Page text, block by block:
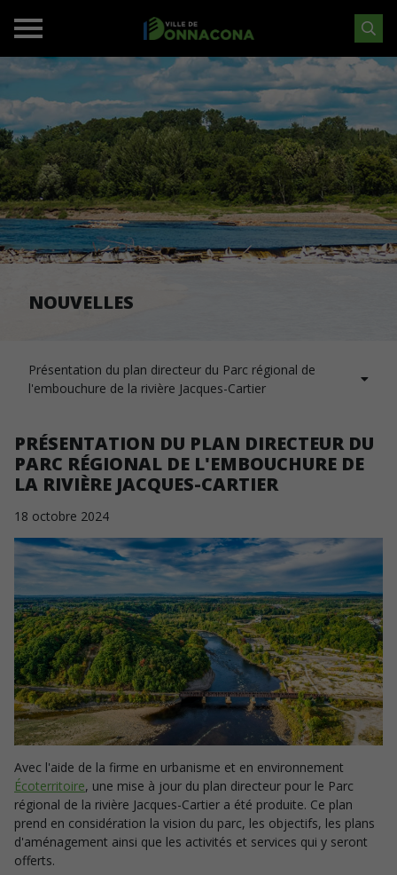
NOUVELLES
Présentation du plan directeur du Parc régional de
l'embouchure de la rivière Jacques-Cartier
PRÉSENTATION DU PLAN DIRECTEUR DU
PARC RÉGIONAL DE L'EMBOUCHURE DE
LA RIVIÈRE JACQUES-CARTIER
18 octobre 2024
Avec l'aide de la firme en urbanisme et en environnement
Écoterritoire, une mise à jour du plan directeur pour le Parc
régional de la rivière Jacques-Cartier a été produite. Ce plan
prend en considération la vision du parc, les objectifs, les plans
d'aménagement ainsi que les activités et services qui y seront
offerts.